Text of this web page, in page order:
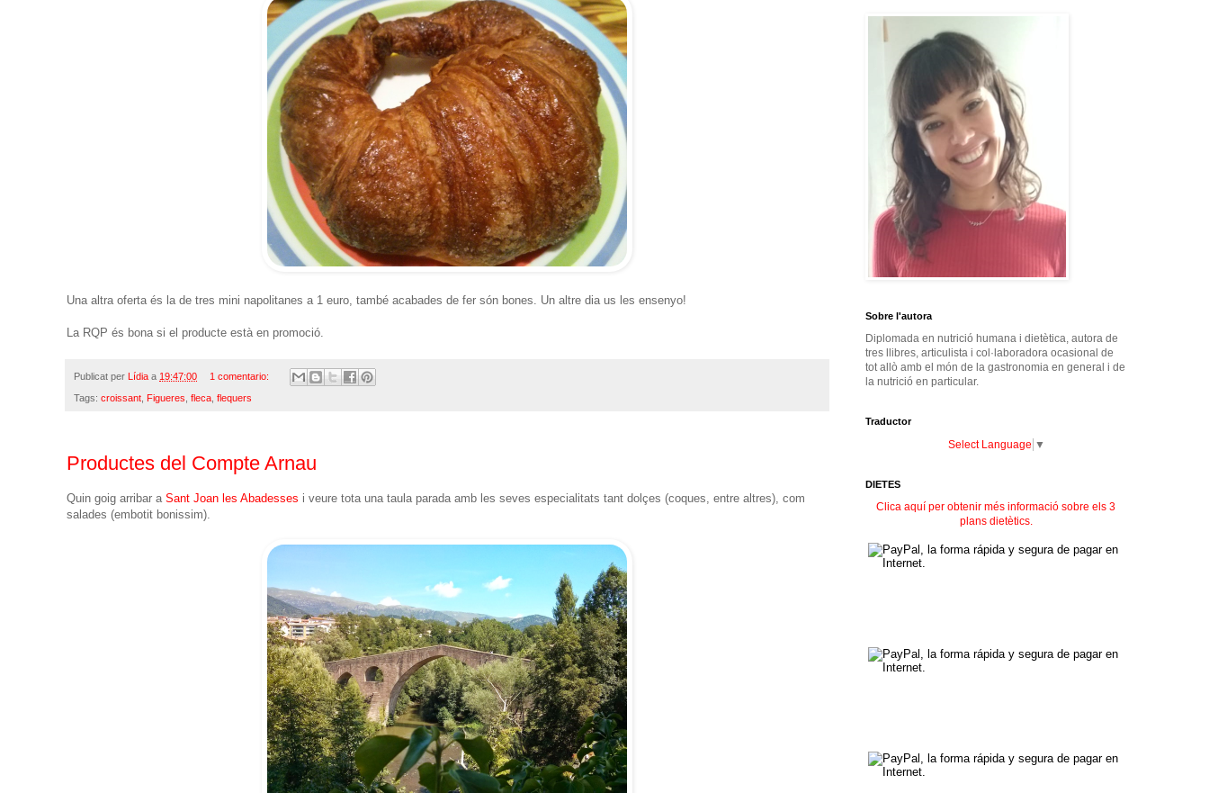
Una altra oferta és la de tres mini napolitanes a 1 euro, també acabades de fer són bones. Un altre dia us les ensenyo!
La RQP és bona si el producte està en promoció.
Publicat per Lídia a 19:47:00 1 comentario:
Tags: croissant, Figueres, fleca, flequers
Productes del Compte Arnau
Quin goig arribar a Sant Joan les Abadesses i veure tota una taula parada amb les seves especialitats tant dolçes (coques, entre altres), com
salades (embotit bonissim).
Sobre l'autora
Diplomada en nutrició humana i dietètica, autora de
tres llibres, articulista i col·laboradora ocasional de
tot allò amb el món de la gastronomia en general i de
la nutrició en particular.
Traductor
Select Language ▼
DIETES
Clica aquí per obtenir més informació sobre els 3
plans dietètics.